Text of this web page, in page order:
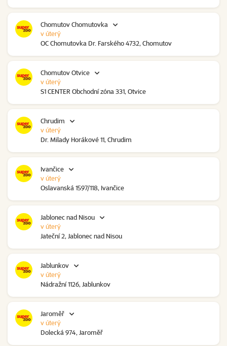
Chomutov Chomutovka
OC Chomutovka Dr. Farského 4732, Chomutov
v úterý
Chomutov Otvice
S1 CENTER Obchodní zóna 331, Otvice
v úterý
Chrudim
Dr. Milady Horákové 11, Chrudim
v úterý
Ivančice
Oslavanská 1597/118, Ivančice
v úterý
Jablonec nad Nisou
Jateční 2, Jablonec nad Nisou
v úterý
Jablunkov
Nádražní 1126, Jablunkov
v úterý
Jaroměř
Dolecká 974, Jaroměř
v úterý